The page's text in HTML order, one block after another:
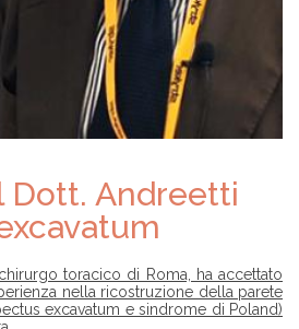
Dott. Andreetti
toracico di Roma, ha accettato
nella ricostruzione della parete
excavatum e sindrome di Poland)